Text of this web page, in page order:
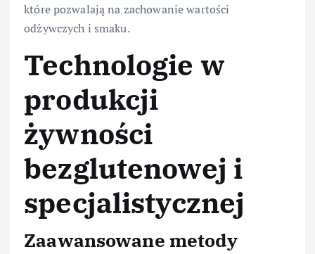
które pozwalają na zachowanie wartości
odżywczych i smaku.
Technologie w
produkcji
żywności
bezglutenowej i
specjalistycznej
Zaawansowane metody